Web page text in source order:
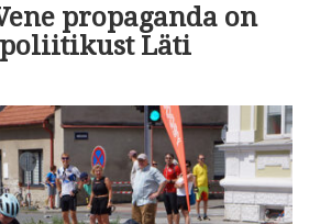
propaganda on
Läti